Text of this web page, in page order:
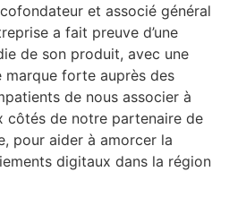
et associé général
a fait preuve d’une
de son produit, avec une
forte auprès des
de nous associer à
côtés de notre partenaire de
pour aider à amorcer la
digitaux dans la région